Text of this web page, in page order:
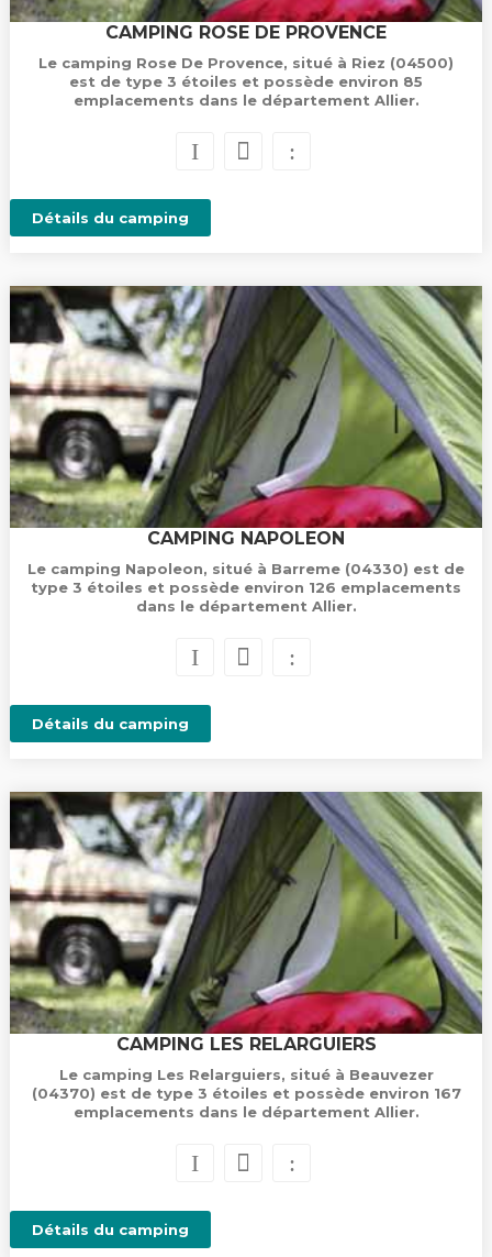
CAMPING ROSE DE PROVENCE
Le camping Rose De Provence, situé à Riez (04500)
est de type 3 étoiles et possède environ 85
emplacements dans le département Allier.
Détails du camping
CAMPING NAPOLEON
Le camping Napoleon, situé à Barreme (04330) est de
type 3 étoiles et possède environ 126 emplacements
dans le département Allier.
Détails du camping
CAMPING LES RELARGUIERS
Le camping Les Relarguiers, situé à Beauvezer
(04370) est de type 3 étoiles et possède environ 167
emplacements dans le département Allier.
Détails du camping